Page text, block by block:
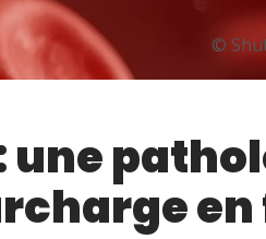
©
une
en